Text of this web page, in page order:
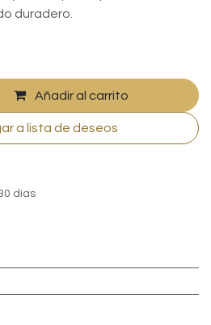
duradero.
Añadir al carrito
a lista de deseos
días